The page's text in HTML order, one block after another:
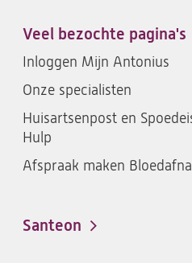
santeon
ziekenhuis
op
Facebook
santeon
Veel bezochte pagina's
Inloggen Mijn Antonius
Onze specialisten
Huisartsenpost en
Hulp
Afspraak maken
Santeon
(opent